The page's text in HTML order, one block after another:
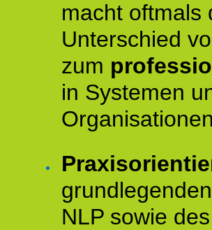
macht oftmals
Unterschied
zum
in Systemen
NLP sowie des